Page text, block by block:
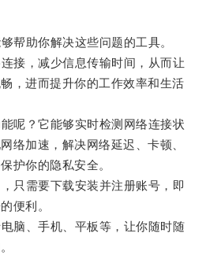
助你解决这些问题的工具。
，减少信息传输时间，从而让
，进而提升你的工作效率和生活
？它能够实时检测网络连接状
络加速，解决网络延迟、卡顿、
护你的隐私安全。
需要下载安装并注册账号，即
便利。
、手机、平板等，让你随时随